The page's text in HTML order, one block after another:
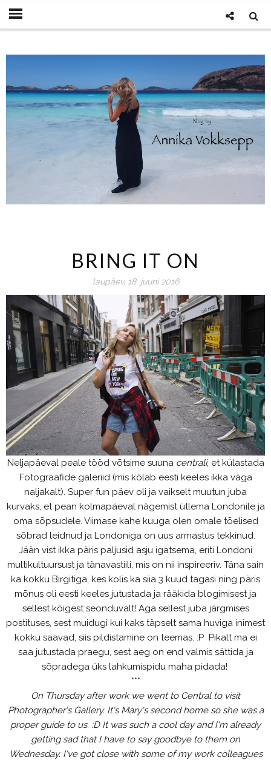
BRING IT ON
laupäev, 18. juuni 2016
Neljapäeval peale tööd võtsime suuna centrali, et külastada
Fotograafide galeriid (mis kõlab eesti keeles ikka väga
naljakalt). Super fun päev oli ja vaikselt muutun juba
kurvaks, et pean kolmapäeval nägemist ütlema Londonile ja
oma sõpsudele. Viimase kahe kuuga olen omale tõelised
sõbrad leidnud ja Londoniga on uus armastus tekkinud.
Jään vist ikka päris paljusid asju igatsema, eriti Londoni
multikultuursust ja tänavastiili, mis on nii inspireeriv. Täna sain
ka kokku Birgitiga, kes kolis ka siia 3 kuud tagasi ning päris
mõnus oli eesti keeles jutustada ja rääkida blogimisest ja
sellest kõigest seonduvalt! Aga sellest juba järgmises
postituses, sest muidugi kui kaks täpselt sama huviga inimest
kokku saavad, siis pildistamine on teemas. :P Pikalt ma ei
saa jutustada praegu, sest aeg on end valmis sättida ja
sõpradega üks lahkumispidu maha pidada!
***
On Thursday after work we went to Central to visit
Photographer's Gallery. It's Mary's second home so she was a
proper guide to us. :D It was such a cool day and I'm already
getting sad that I have to say goodbye to them on
Wednesday. I've got close with some of my work colleagues